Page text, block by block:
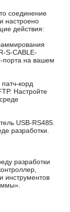
соединение
настроено
действия:
S-CABLE-
порта на вашем
корд
Настройте
USB-RS485.
разработки.
разработки
инструментов